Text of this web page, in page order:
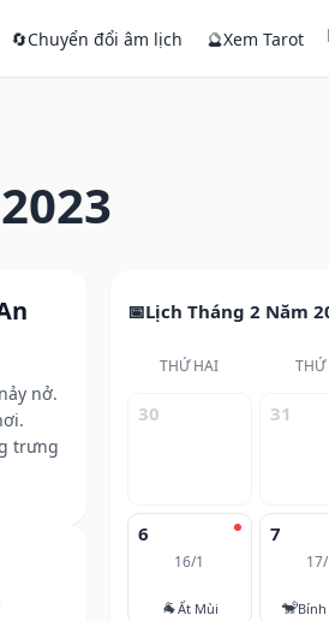
🔄Chuyển đổi âm lịch 🔮Xem Tarot
nở.
trưng
Lịch Tháng 2 Năm
THỨ HAI THỨ
30 31
6
16/1
🐐Ất Mùi
7
🐒Bính